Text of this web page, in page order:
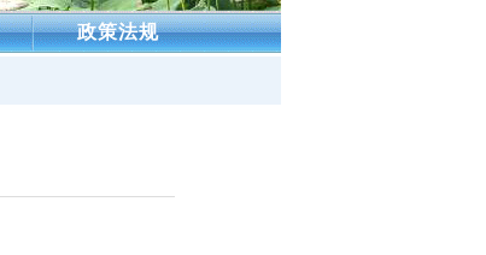
政策法规